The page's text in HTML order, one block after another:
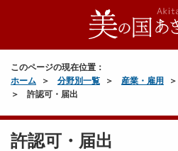
このページの現在位置：
ホーム
分野別一覧 産業・雇用
許認可・届出
許認可・届出